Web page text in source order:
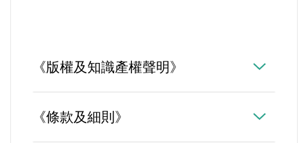
《版權及知識產權聲明》
《條款及細則》